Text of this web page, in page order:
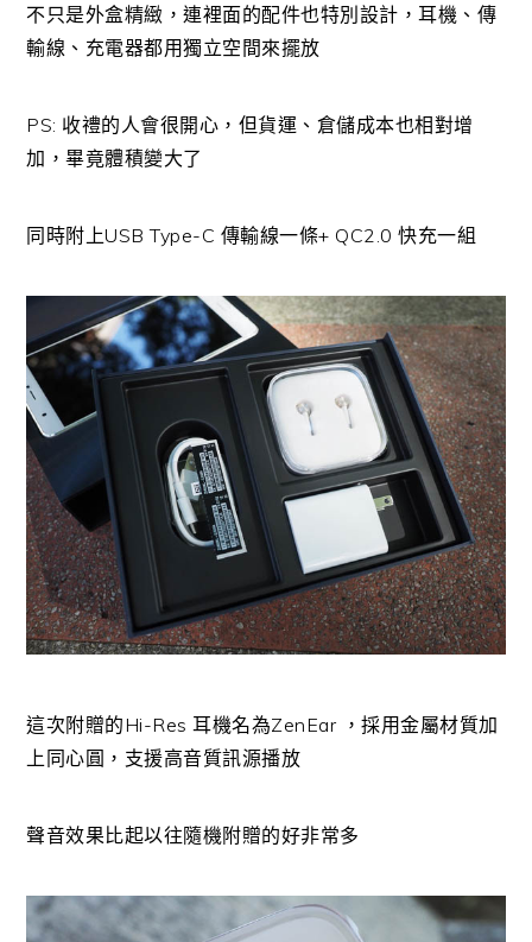
不只是外盒精緻，連裡面的配件也特別設計，耳機、傳
輸線、充電器都用獨立空間來擺放
PS: 收禮的人會很開心，但貨運、倉儲成本也相對增
加，畢竟體積變大了
同時附上USB Type-C 傳輸線一條+ QC2.0 快充一組
這次附贈的Hi-Res 耳機名為ZenEar ，採用金屬材質加
上同心圓，支援高音質訊源播放
聲音效果比起以往隨機附贈的好非常多